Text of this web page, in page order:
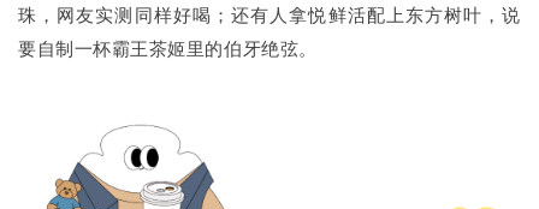
珠，网友实测同样好喝；还有人拿悦鲜活配上东方树叶，说
要自制一杯霸王茶姬里的伯牙绝弦。